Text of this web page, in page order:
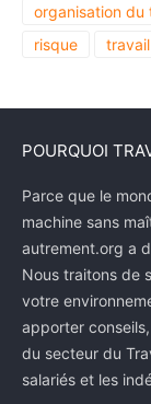
organisation du
risque
travail
POURQUOI
Parce que le
machine sans
autrement.org a
Nous traitons de
votre
apporter
du secteur du
salariés et les